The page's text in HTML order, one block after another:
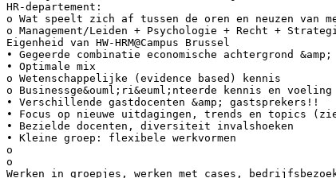
HR-departement:
o Wat speelt zich af tussen de oren en neuzen van
o Management/Leiden + Psychologie + Recht +
Eigenheid van HW-HRM@Campus Brussel
• Gegeerde combinatie economische achtergrond
• Optimale mix
o Wetenschappelijke (evidence based) kennis
o Businessge&ouml;ri&euml;nteerde kennis en voeling
• Verschillende gastdocenten &amp; gastsprekers!!
• Focus op nieuwe uitdagingen, trends en topics
• Bezielde docenten, diversiteit invalshoeken
• Kleine groep: flexibele werkvormen
o
o
Werken in groepjes, werken met cases,